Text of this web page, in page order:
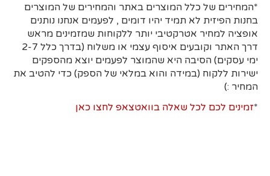
*המחירים של כלל המוצרים באתר והמחירים של המוצרים
בחנות הפיזית לא תמיד יהיו דומים , לפעמים אנחנו נותנים
אופציה למחיר אטרקטיבי יותר ללקוחות שמזמינים מראש
דרך האתר וקובעים איסוף עצמי או משלוח (בדרך כלל 2-7
ימי עסקים) הסיבה היא שהמוצר לפעמים יוצא מהספקים
ישירות ללקוח (במידה והוא במלאי של הספק) כדי להטיב את
המחיר :)
*זמינים לכם לכל שאלה בוואטצאפ לחצו כאן